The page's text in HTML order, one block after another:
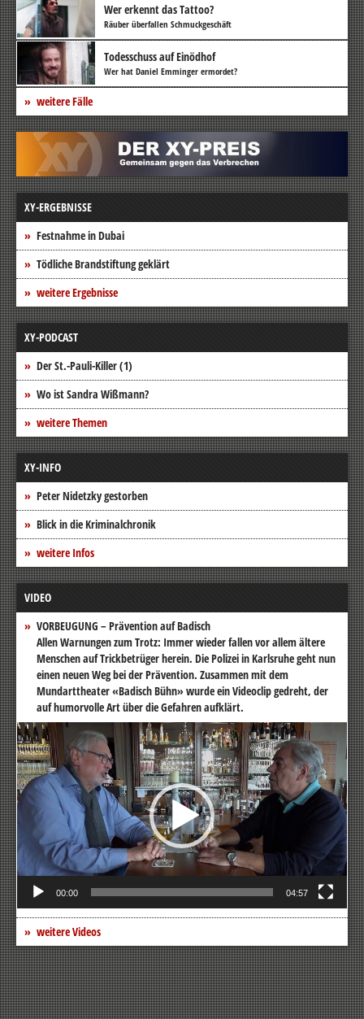
Wer erkennt das Tattoo?
Räuber überfallen Schmuckgeschäft
Todesschuss auf Einödhof
Wer hat Daniel Emminger ermordet?
weitere Fälle
XY-ERGEBNISSE
Festnahme in Dubai
Tödliche Brandstiftung geklärt
weitere Ergebnisse
XY-PODCAST
Der St.-Pauli-Killer (1)
Wo ist Sandra Wißmann?
weitere Themen
XY-INFO
Peter Nidetzky gestorben
Blick in die Kriminalchronik
weitere Infos
VIDEO
VORBEUGUNG – Prävention auf Badisch
Allen Warnungen zum Trotz: Immer wieder fallen vor allem ältere
Menschen auf Trickbetrüger herein. Die Polizei in Karlsruhe geht nun
einen neuen Weg bei der Prävention. Zusammen mit dem
Mundarttheater «Badisch Bühn» wurde ein Videoclip gedreht, der
auf humorvolle Art über die Gefahren aufklärt.
Video-
Player
00:00 04:57
weitere Videos